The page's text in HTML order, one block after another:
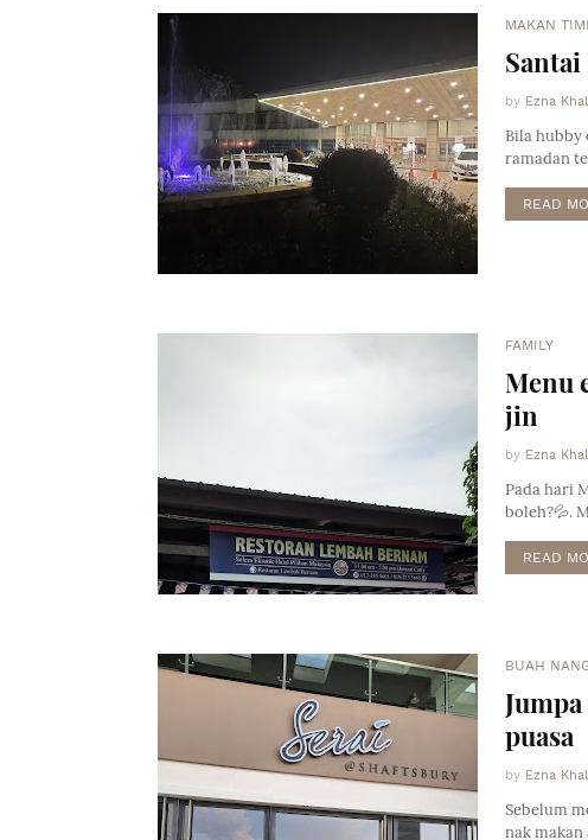
MAKAN
by Ezna
Bila hubby
ramadan
READ
FAMILY
Menu
jin
by Ezna
Pada hari
boleh?💦.
READ
BUAH
puasa
by Ezna
Sebelum
nak